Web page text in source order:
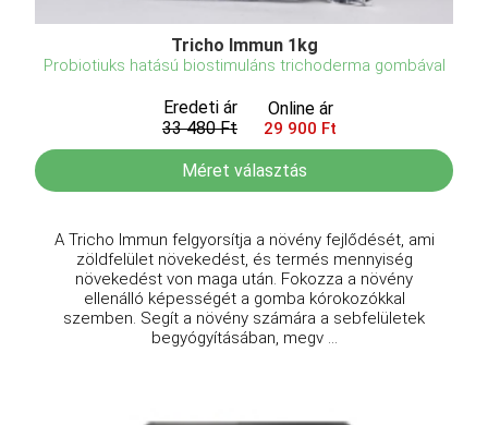
Tricho Immun 1kg
Probiotiuks hatású biostimuláns trichoderma gombával
Eredeti ár
33 480 Ft
Online ár
29 900 Ft
Méret választás
A Tricho Immun felgyorsítja a növény fejlődését, ami
zöldfelület növekedést, és termés mennyiség
növekedést von maga után. Fokozza a növény
ellenálló képességét a gomba kórokozókkal
szemben. Segít a növény számára a sebfelületek
begyógyításában, megv ...